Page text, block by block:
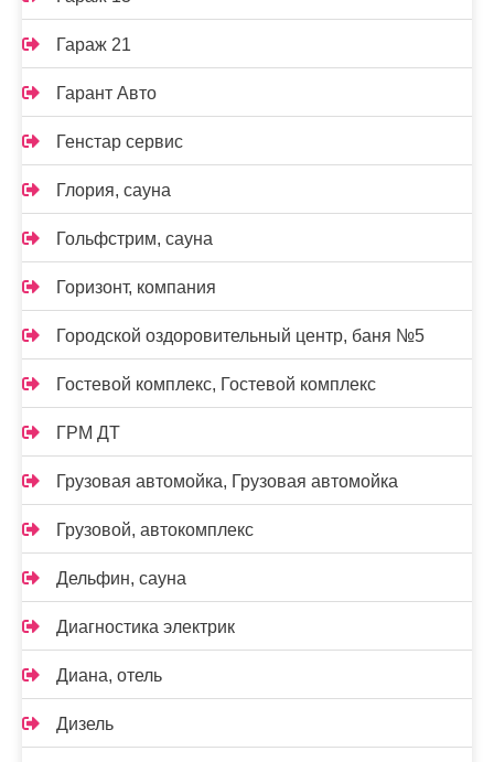
Гараж 21
Гарант Авто
Генстар сервис
Глория, сауна
Гольфстрим, сауна
Горизонт, компания
Городской оздоровительный центр, баня №5
Гостевой комплекс, Гостевой комплекс
ГРМ ДТ
Грузовая автомойка, Грузовая автомойка
Грузовой, автокомплекс
Дельфин, сауна
Диагностика электрик
Диана, отель
Дизель